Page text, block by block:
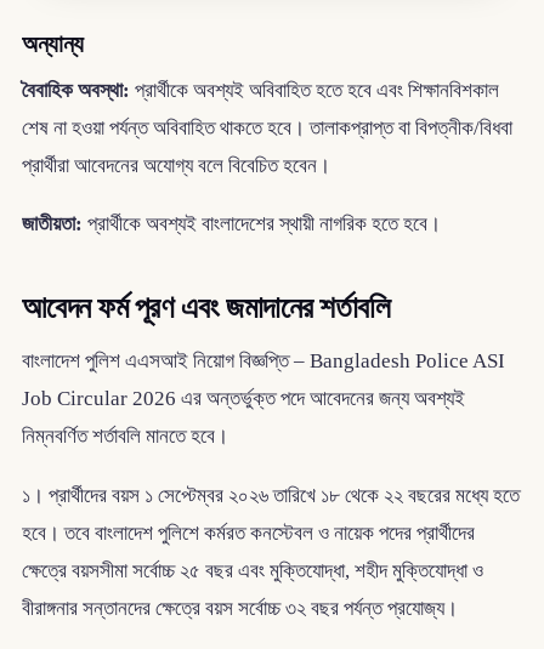
অন্যান্য
বৈবাহিক অবস্থা: প্রার্থীকে অবশ্যই অবিবাহিত হতে হবে এবং শিক্ষানবিশকাল
শেষ না হওয়া পর্যন্ত অবিবাহিত থাকতে হবে। তালাকপ্রাপ্ত বা বিপত্নীক/বিধবা
প্রার্থীরা আবেদনের অযোগ্য বলে বিবেচিত হবেন।
জাতীয়তা: প্রার্থীকে অবশ্যই বাংলাদেশের স্থায়ী নাগরিক হতে হবে।
আবেদন ফর্ম পূরণ এবং জমাদানের শর্তাবলি
বাংলাদেশ পুলিশ এএসআই নিয়োগ বিজ্ঞপ্তি – Bangladesh Police ASI
Job Circular 2026 এর অন্তর্ভুক্ত পদে আবেদনের জন্য অবশ্যই
নিম্নবর্ণিত শর্তাবলি মানতে হবে।
১। প্রার্থীদের বয়স ১ সেপ্টেম্বর ২০২৬ তারিখে ১৮ থেকে ২২ বছরের মধ্যে হতে
হবে। তবে বাংলাদেশ পুলিশে কর্মরত কনস্টেবল ও নায়েক পদের প্রার্থীদের
ক্ষেত্রে বয়সসীমা সর্বোচ্চ ২৫ বছর এবং মুক্তিযোদ্ধা, শহীদ মুক্তিযোদ্ধা ও
বীরাঙ্গনার সন্তানদের ক্ষেত্রে বয়স সর্বোচ্চ ৩২ বছর পর্যন্ত প্রযোজ্য।